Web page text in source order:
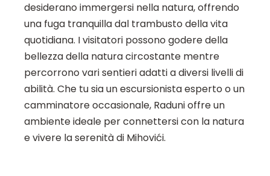
desiderano immergersi nella natura, offrendo
una fuga tranquilla dal trambusto della vita
quotidiana. I visitatori possono godere della
bellezza della natura circostante mentre
percorrono vari sentieri adatti a diversi livelli di
abilità. Che tu sia un escursionista esperto o un
camminatore occasionale, Raduni offre un
ambiente ideale per connettersi con la natura
e vivere la serenità di Mihovići.